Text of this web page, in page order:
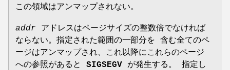
この領域はアンマップされない。
addr アドレスはページサイズの整数倍でなければ
ならない。指定された範囲の一部分を 含む全てのペ
ージはアンマップされ、これ以降にこれらのページ
への参照があると SIGSEGV が発生する。 指定し